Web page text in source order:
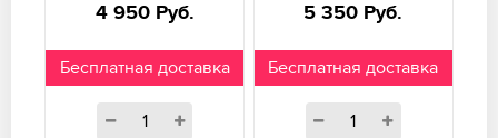
4 950 Руб.
Бесплатная доставка
5 350 Руб.
Бесплатная доставка